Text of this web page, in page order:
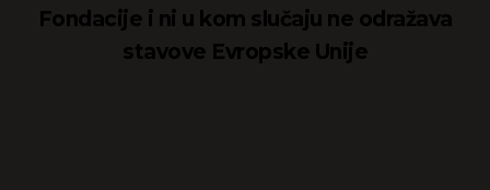
Fondacije i ni u kom slučaju ne odražava
stavove Evropske Unije